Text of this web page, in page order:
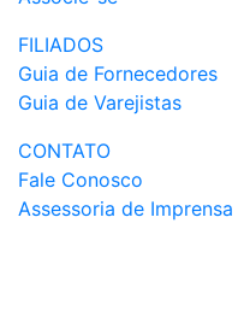
FILIADOS
Guia de Fornecedores
Guia de Varejistas
CONTATO
Fale Conosco
Assessoria de Imprensa